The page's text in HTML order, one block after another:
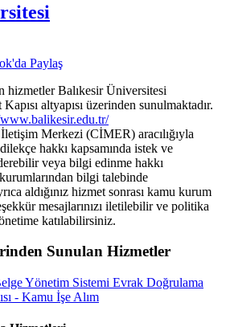
Paylaş
hizmetler Balıkesir Üniversitesi
altyapısı üzerinden sunulmaktadır.
Merkezi (CİMER) aracılığıyla
hakkı kapsamında istek ve
veya bilgi edinme hakkı
bilgi talebinde
aldığınız hizmet sonrası kamu kurum
mesajlarınızı iletilebilir ve politika
katılabilirsiniz.
Sunulan Hizmetler
Yönetim Sistemi Evrak Doğrulama
- Kamu İşe Alım